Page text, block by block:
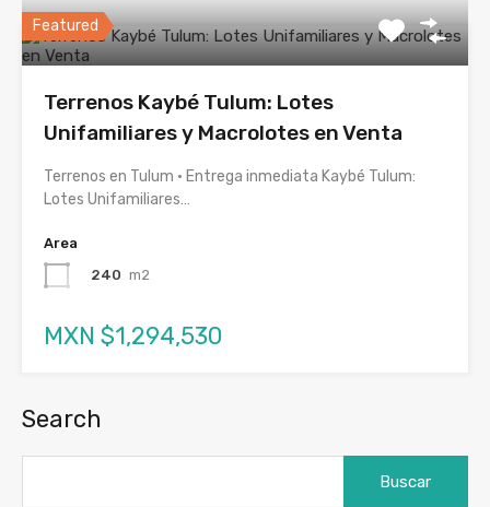
Featured
Terrenos Kaybé Tulum: Lotes
Unifamiliares y Macrolotes en Venta
Terrenos en Tulum · Entrega inmediata Kaybé Tulum:
Lotes Unifamiliares…
Area
240 m2
MXN $1,294,530
Search